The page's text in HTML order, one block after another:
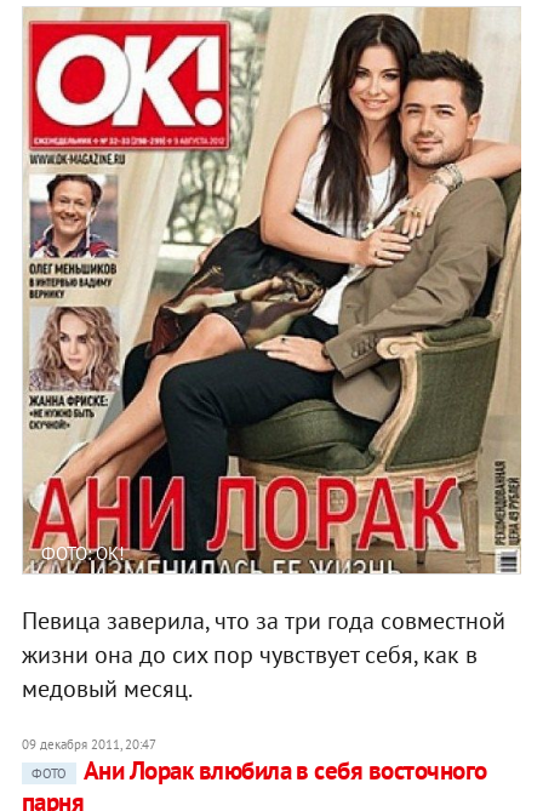
ФОТО: ОК!
Певица заверила, что за три года совместной
жизни она до сих пор чувствует себя, как в
медовый месяц.
09 декабря 2011, 20:47
ФОТО
Ани Лорак влюбила в себя восточного
парня